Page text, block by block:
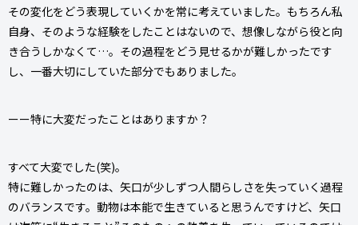
その変化をどう表現していくかを常に考えていました。もちろん私
自身、そのような経験をしたことはないので、想像しながら役と向
き合うしかなくて…。その過程をどう見せるかが難しかったです
し、一番大切にしていた部分でもありました。
ーー特に大変だったことはありますか？
すべて大変でした(笑)。
特に難しかったのは、矢口が少しずつ人間らしさを失っていく過程
のバランスです。動物は本能で生きていると思うんですけど、矢口